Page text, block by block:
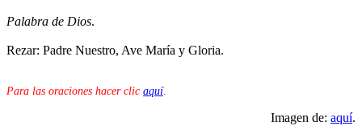
Palabra de Dios.
Rezar: Padre Nuestro, Ave María y Gloria.
Para las oraciones hacer clic aquí.
Imagen de: aquí.